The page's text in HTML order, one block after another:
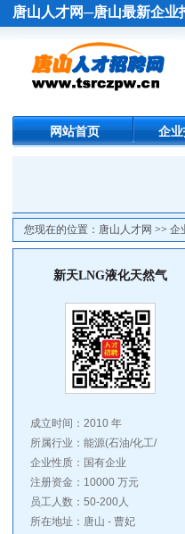
唐山人才网─唐山最新企业
网站首页 企
您现在的位置： 唐山人才网 >> 企
新天LNG液化天然气
成立时间：2010 年
所属行业：能源(石油/化工/
企业性质：国有企业
注册资金：10000 万元
员工人数：50-200人
所在地址：唐山 - 曹妃